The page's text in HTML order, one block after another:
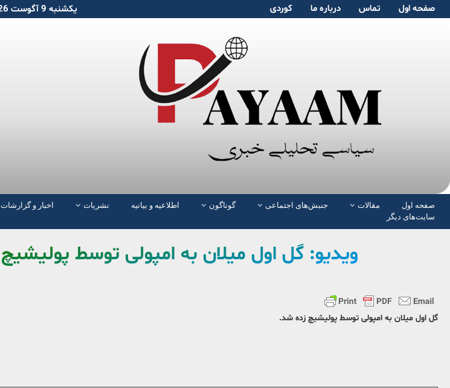
صفحە اول تماس دربارە ما کوردی یکشنبه 9 آگوست 2026
صفحە اول مقالات جنبش‌های اجتماعی گوناگون اطلاعیه و بیانیه نشریات اخبار و گزارشات
سایت‌های دیگر
ویدیو: گل اول میلان به امپولی توسط پولیشیچ
گل اول میلان به امپولی توسط پولیشیچ زده شد.